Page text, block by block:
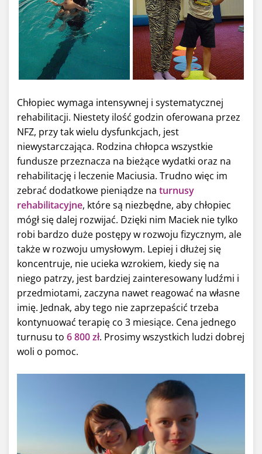
Chłopiec wymaga intensywnej i systematycznej
rehabilitacji. Niestety ilość godzin oferowana przez
NFZ, przy tak wielu dysfunkcjach, jest
niewystarczająca. Rodzina chłopca wszystkie
fundusze przeznacza na bieżące wydatki oraz na
rehabilitację i leczenie Maciusia. Trudno więc im
zebrać dodatkowe pieniądze na turnusy
rehabilitacyjne, które są niezbędne, aby chłopiec
mógł się dalej rozwijać. Dzięki nim Maciek nie tylko
robi bardzo duże postępy w rozwoju fizycznym, ale
także w rozwoju umysłowym. Lepiej i dłużej się
koncentruje, nie ucieka wzrokiem, kiedy się na
niego patrzy, jest bardziej zainteresowany ludźmi i
przedmiotami, zaczyna nawet reagować na własne
imię. Jednak, aby tego nie zaprzepaścić trzeba
kontynuować terapię co 3 miesiące. Cena jednego
turnusu to 6 800 zł. Prosimy wszystkich ludzi dobrej
woli o pomoc.